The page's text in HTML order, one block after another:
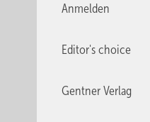
Anmelden
Editor's choice
Gentner Verlag